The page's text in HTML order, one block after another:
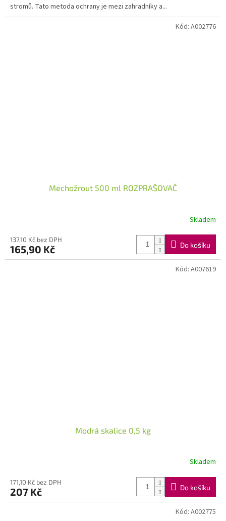
stromů. Tato metoda ochrany je mezi zahradníky a...
Mechožrout 500 ml ROZPRAŠOVAČ
Skladem
137,10 Kč bez DPH
165,90 Kč Do košíku
Kód: A002776
Modrá skalice 0,5 kg
Skladem
171,10 Kč bez DPH
207 Kč Do košíku
Kód: A007619
Kód: A002775